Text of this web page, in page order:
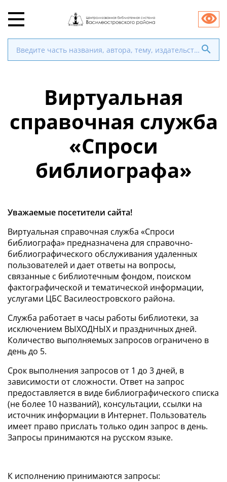
Виртуальная
справочная служба
«Спроси
библиографа»
Уважаемые посетители сайта!
Виртуальная справочная служба «Спроси
библиографа» предназначена для справочно-
библиографического обслуживания удаленных
пользователей и дает ответы на вопросы,
связанные с библиотечным фондом, поиском
фактографической и тематической информации,
услугами ЦБС Василеостровского района.
Служба работает в часы работы библиотеки, за
исключением ВЫХОДНЫХ и праздничных дней.
Количество выполняемых запросов ограничено в
день до 5.
Срок выполнения запросов от 1 до 3 дней, в
зависимости от сложности. Ответ на запрос
предоставляется в виде библиографического списка
(не более 10 названий), консультации, ссылки на
источник информации в Интернет. Пользователь
имеет право прислать только один запрос в день.
Запросы принимаются на русском языке.
К исполнению принимаются запросы: